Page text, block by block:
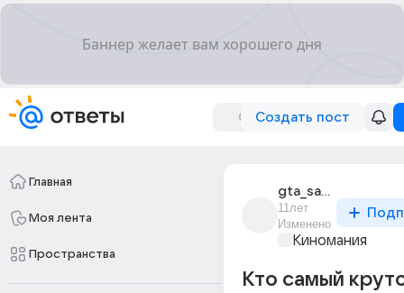
Создать пост
Главная
Моя лента
Пространства
gta_samp_itch
11лет
Изменено
Киномания
Кто самый